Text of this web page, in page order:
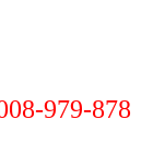
979-878